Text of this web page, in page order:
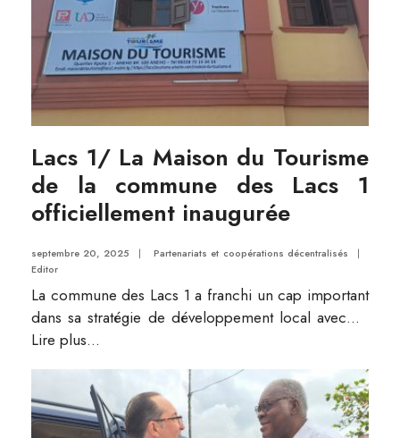
Lacs 1/ La Maison du Tourisme
de la commune des Lacs 1
officiellement inaugurée
septembre 20, 2025 | Partenariats et coopérations décentralisés
|
Editor
La commune des Lacs 1 a franchi un cap important
dans sa stratégie de développement local avec...
Lire plus...